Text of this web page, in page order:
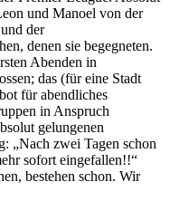
und Manoel von der
der
denen sie begegneten.
Abenden in
das (für eine Stadt
für abendliches
in Anspruch
gelungenen
„Nach zwei Tagen schon
sofort eingefallen!!“
bestehen schon. Wir